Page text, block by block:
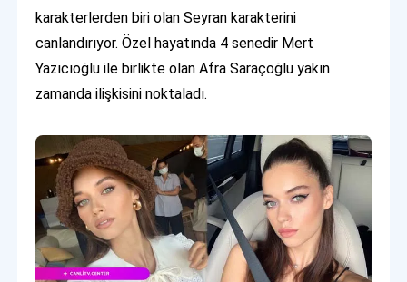
karakterlerden biri olan Seyran karakterini
canlandırıyor. Özel hayatında 4 senedir Mert
Yazıcıoğlu ile birlikte olan Afra Saraçoğlu yakın
zamanda ilişkisini noktaladı.